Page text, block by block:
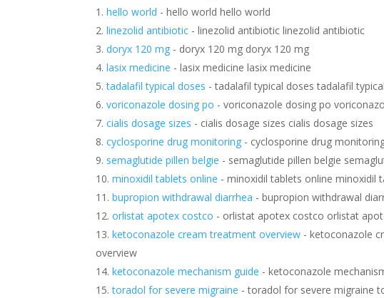
hello world - hello world hello world
linezolid antibiotic - linezolid antibiotic linezolid antibiotic
doryx 120 mg - doryx 120 mg doryx 120 mg
lasix medicine - lasix medicine lasix medicine
tadalafil typical doses - tadalafil typical doses tadalafil
voriconazole dosing po - voriconazole dosing po
cialis dosage sizes - cialis dosage sizes cialis dosage sizes
cyclosporine drug monitoring - cyclosporine drug
semaglutide pillen belgie - semaglutide pillen belgie
minoxidil tablets online - minoxidil tablets online minoxidil
bupropion withdrawal diarrhea - bupropion withdrawal
orlistat apotex costco - orlistat apotex costco orlistat
ketoconazole cream treatment overview - ketoconazole
overview
ketoconazole mechanism guide - ketoconazole
toradol for severe migraine - toradol for severe migraine